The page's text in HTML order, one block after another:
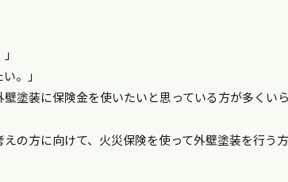
。」
塗装に保険金を使いたいと思っている方が多くい
の方に向けて、火災保険を使って外壁塗装を行う